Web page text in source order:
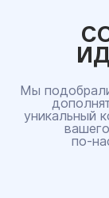
Мы
уникальный